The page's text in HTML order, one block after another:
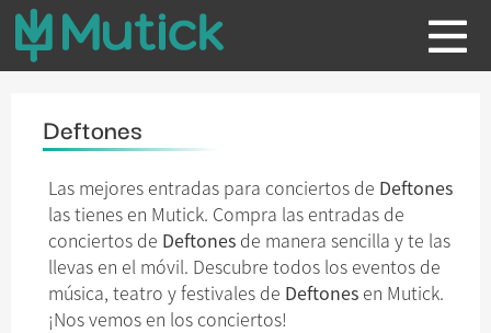
Deftones
Las mejores entradas para conciertos de Deftones
las tienes en Mutick. Compra las entradas de
conciertos de Deftones de manera sencilla y te las
llevas en el móvil. Descubre todos los eventos de
música, teatro y festivales de Deftones en Mutick.
¡Nos vemos en los conciertos!